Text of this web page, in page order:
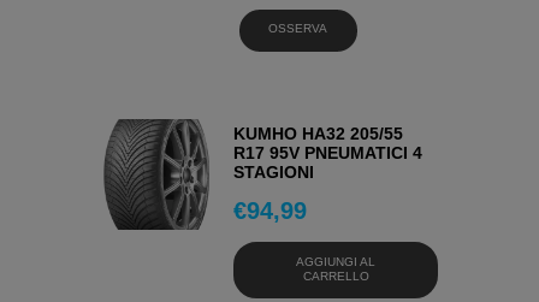
OSSERVA
KUMHO HA32 205/55
R17 95V PNEUMATICI 4
STAGIONI
€94,99
AGGIUNGI AL
CARRELLO